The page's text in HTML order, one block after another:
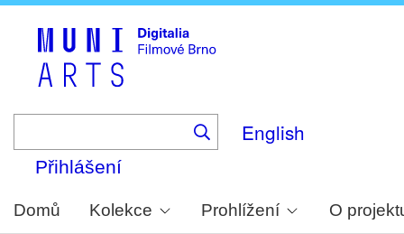
English
Přihlášení
Domů Kolekce Prohlížení O